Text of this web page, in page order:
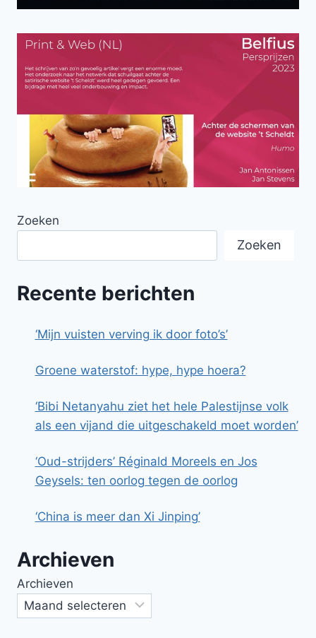
Zoeken
Zoeken
Recente berichten
‘Mijn vuisten verving ik door foto’s’
Groene waterstof: hype, hype hoera?
‘Bibi Netanyahu ziet het hele Palestijnse volk
als een vijand die uitgeschakeld moet worden’
‘Oud-strijders’ Réginald Moreels en Jos
Geysels: ten oorlog tegen de oorlog
‘China is meer dan Xi Jinping’
Archieven
Archieven